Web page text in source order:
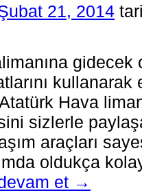
Tarihleri
için
21, 2014
gidecek
kullanarak
Hava
sizlerle
araçları
oldukça
et →